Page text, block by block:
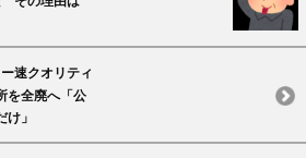
速クオリティ
を全廃へ「公
」